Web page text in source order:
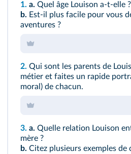
1. a. Quel âge Louison a-t-elle ?
b. Est-il plus facile pour vous
aventures ?
2. Qui sont les parents de
métier et faites un rapide
moral) de chacun.
3. a. Quelle relation Louison
mère ?
b. Citez plusieurs exemples